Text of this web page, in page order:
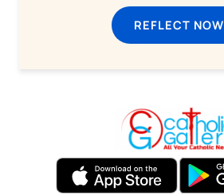
REFLECT NOW